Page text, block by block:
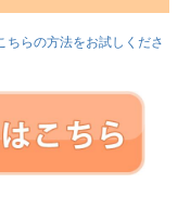
ちらの方法をお試しくださ